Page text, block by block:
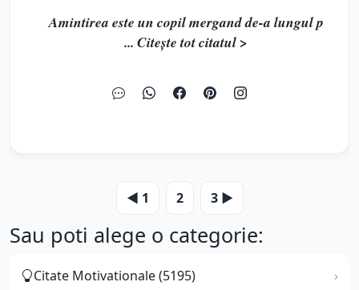
Amintirea este un copil mergand de-a lungul p
... Citește tot citatul >
◀️ 1 2 3 ▶️
Sau poti alege o categorie:
Citate Motivationale (5195)